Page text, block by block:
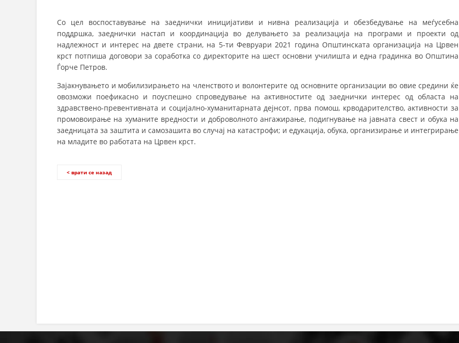
БРОШУРИ
Со цел воспоставување на заеднички иницијативи и нивна реализација и обезбедување на меѓусебна
поддршка, заеднички настап и координација во делувањето за реализација на програми и проекти од
надлежност и интерес на двете страни, на 5-ти Февруари 2021 година Општинската организација на Црвен
крст потпиша договори за соработка со директорите на шест основни училишта и една градинка во Општина
Ѓорче Петров.
Зајакнувањето и мобилизирањето на членството и волонтерите од основните организации во овие средини ќе
овозможи поефикасно и поуспешно спроведување на активностите од заеднички интерес од областа на
здравствено-превентивната и социјално-хуманитарната дејнсот, прва помош, крводарителство, активности за
промовоирање на хуманите вредности и доброволното ангажирање, подигнување на јавната свест и обука на
заедницата за заштита и самозашита во случај на катастрофи; и едукација, обука, организирање и интегрирање
на младите во работата на Црвен крст.
< врати се назад